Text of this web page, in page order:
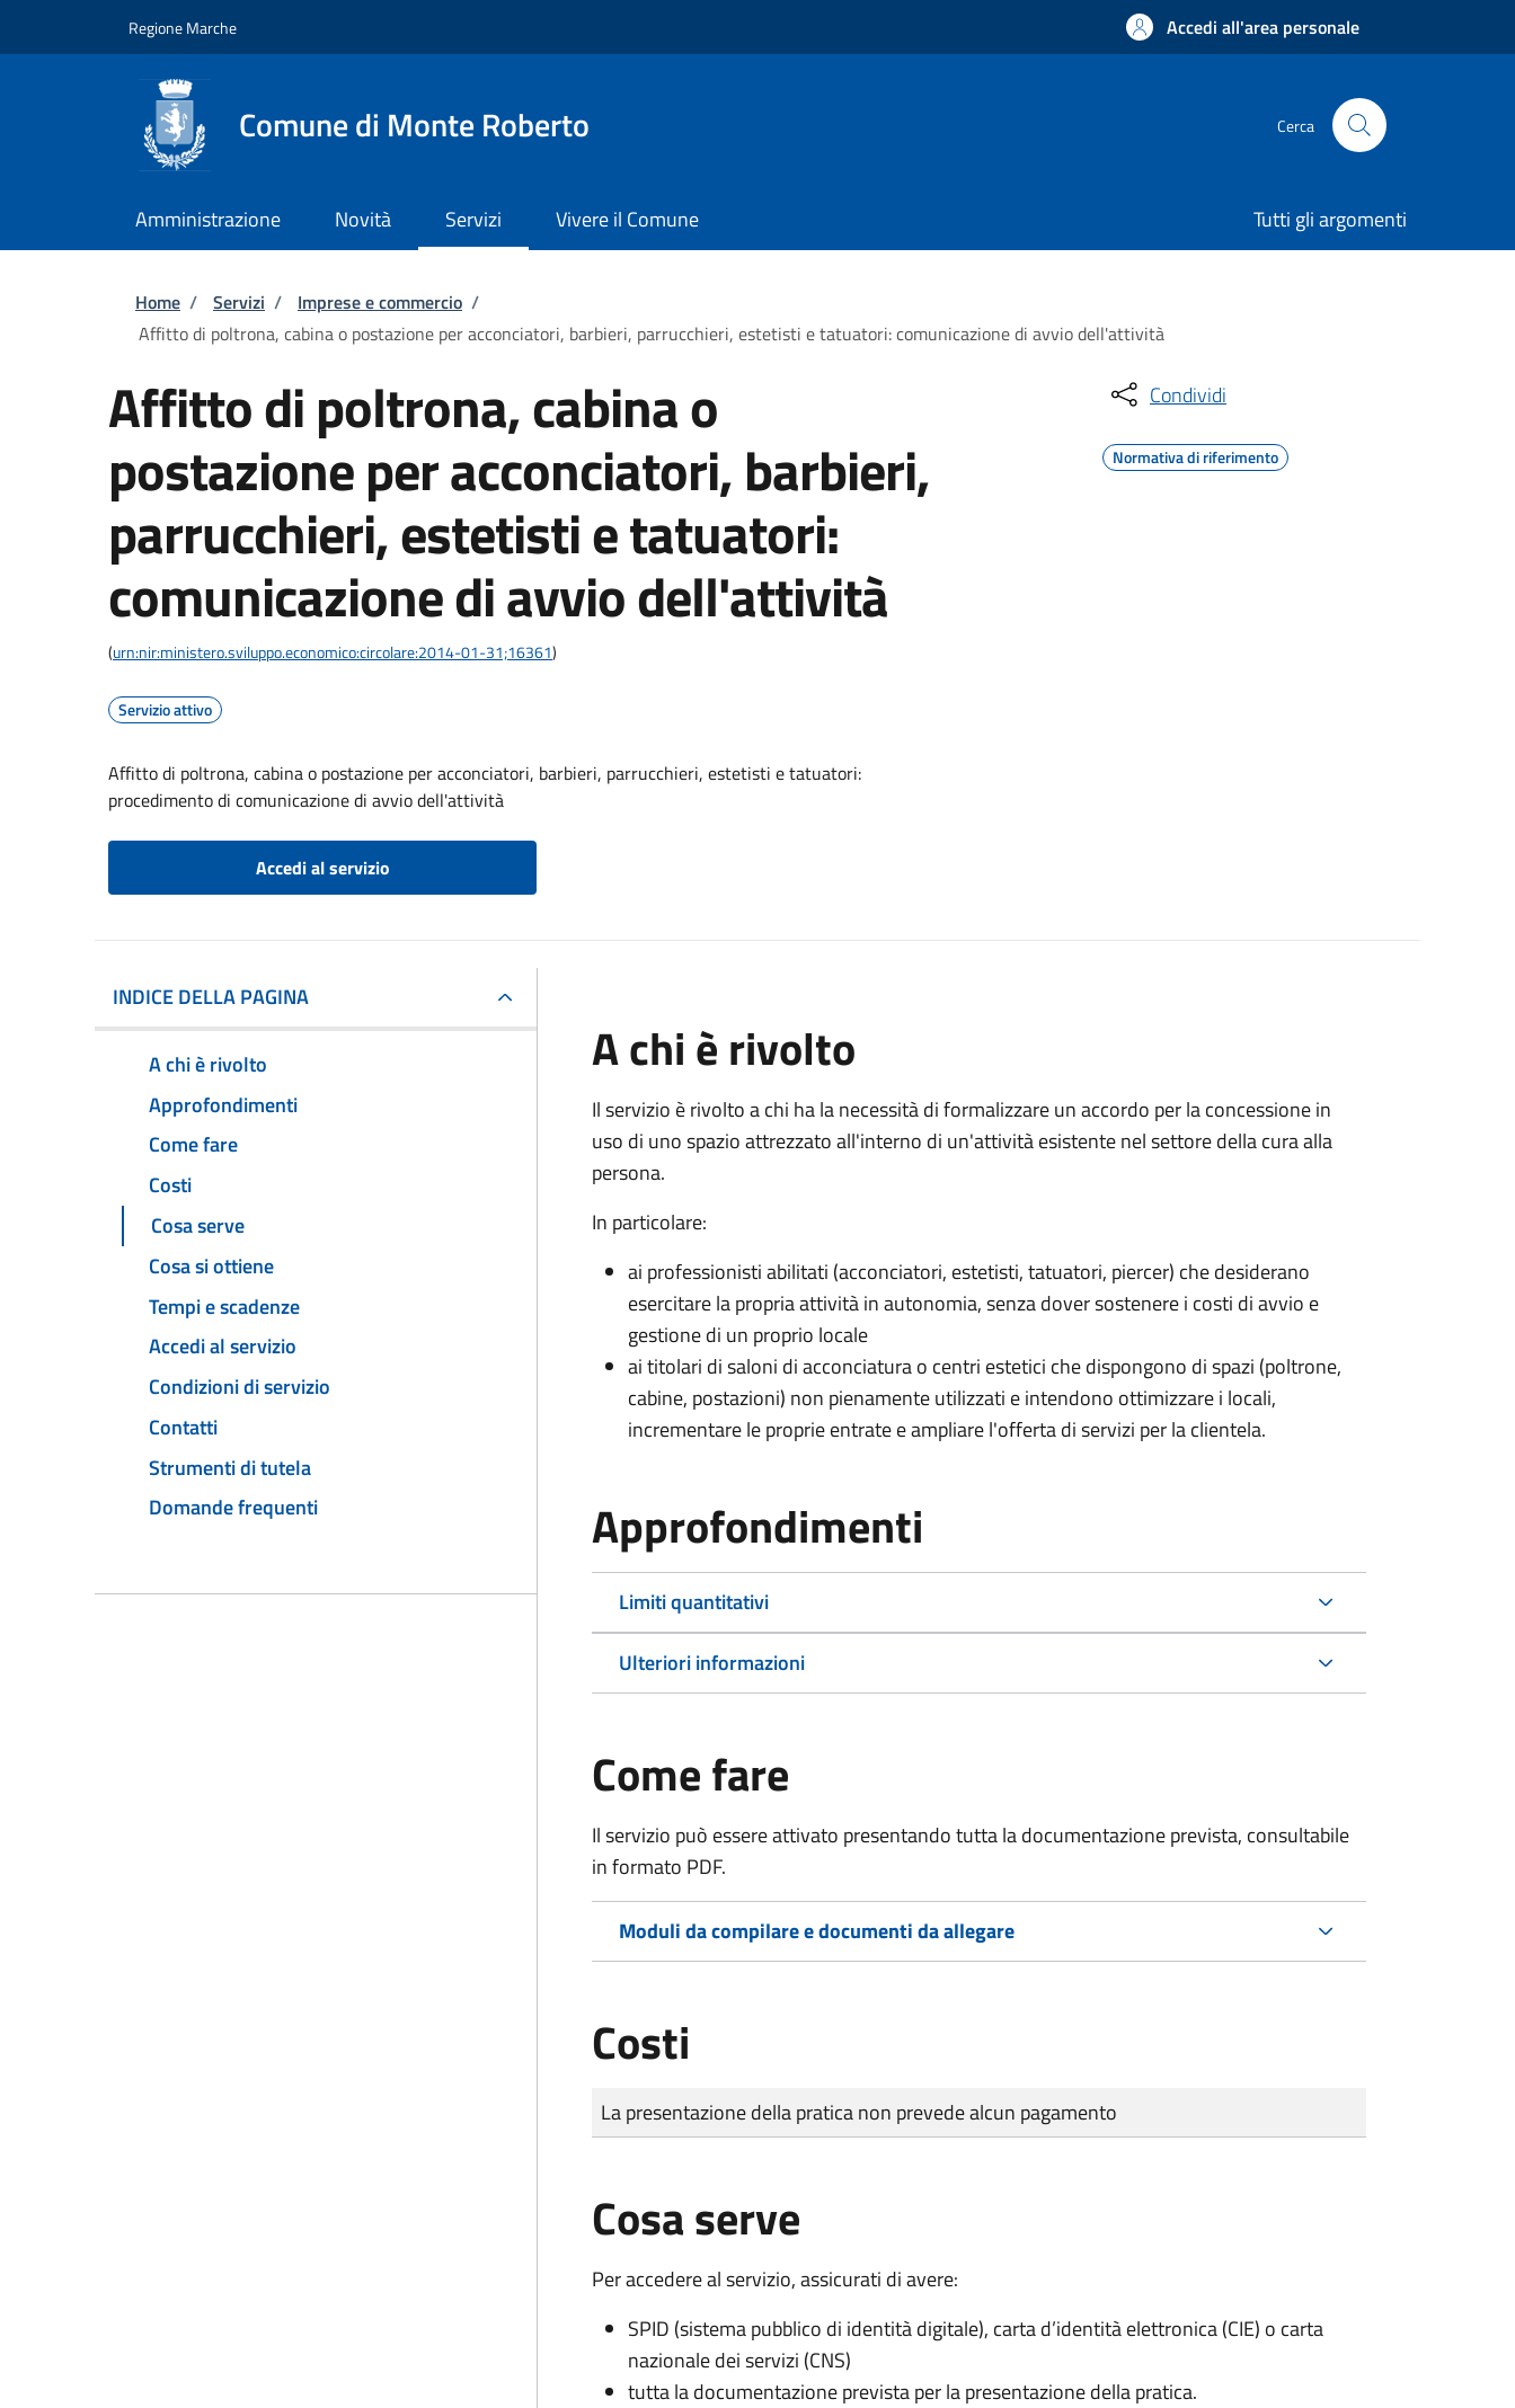
Regione Marche Accedi all'area personale
Comune di Monte Roberto Cerca
Amministrazione Novità Servizi Vivere il Comune Tutti gli argomenti
Briciole di pane
Home / Servizi / Imprese e commercio /
Affitto di poltrona, cabina o postazione per acconciatori, barbieri, parrucchieri, estetisti e tatuatori: comunicazione di avvio dell'attività
Affitto di poltrona, cabina o
postazione per acconciatori, barbieri,
parrucchieri, estetisti e tatuatori:
comunicazione di avvio dell'attività
(urn:nir:ministero.sviluppo.economico:circolare:2014-01-31;16361)
Servizio attivo
Affitto di poltrona, cabina o postazione per acconciatori, barbieri, parrucchieri, estetisti e tatuatori:
procedimento di comunicazione di avvio dell'attività
Accedi al servizio
Condividi
Normativa di riferimento
INDICE DELLA PAGINA
A chi è rivolto
Approfondimenti
Come fare
Costi
Cosa serve
Cosa si ottiene
Tempi e scadenze
Accedi al servizio
Condizioni di servizio
Contatti
Strumenti di tutela
Domande frequenti
A chi è rivolto
Il servizio è rivolto a chi ha la necessità di formalizzare un accordo per la concessione in
uso di uno spazio attrezzato all'interno di un'attività esistente nel settore della cura alla
persona.
In particolare:
ai professionisti abilitati (acconciatori, estetisti, tatuatori, piercer) che desiderano
esercitare la propria attività in autonomia, senza dover sostenere i costi di avvio e
gestione di un proprio locale
ai titolari di saloni di acconciatura o centri estetici che dispongono di spazi (poltrone,
cabine, postazioni) non pienamente utilizzati e intendono ottimizzare i locali,
incrementare le proprie entrate e ampliare l'offerta di servizi per la clientela.
Approfondimenti
Limiti quantitativi
Ulteriori informazioni
Come fare
Il servizio può essere attivato presentando tutta la documentazione prevista, consultabile
in formato PDF.
Moduli da compilare e documenti da allegare
Costi
Tipo di pagamento
Importo
La presentazione della pratica non prevede alcun pagamento
Cosa serve
Per accedere al servizio, assicurati di avere:
SPID (sistema pubblico di identità digitale), carta d’identità elettronica (CIE) o carta
nazionale dei servizi (CNS)
tutta la documentazione prevista per la presentazione della pratica.